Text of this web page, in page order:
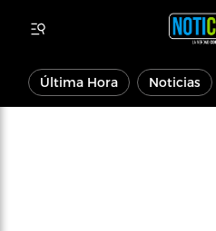
Última Hora Noticias